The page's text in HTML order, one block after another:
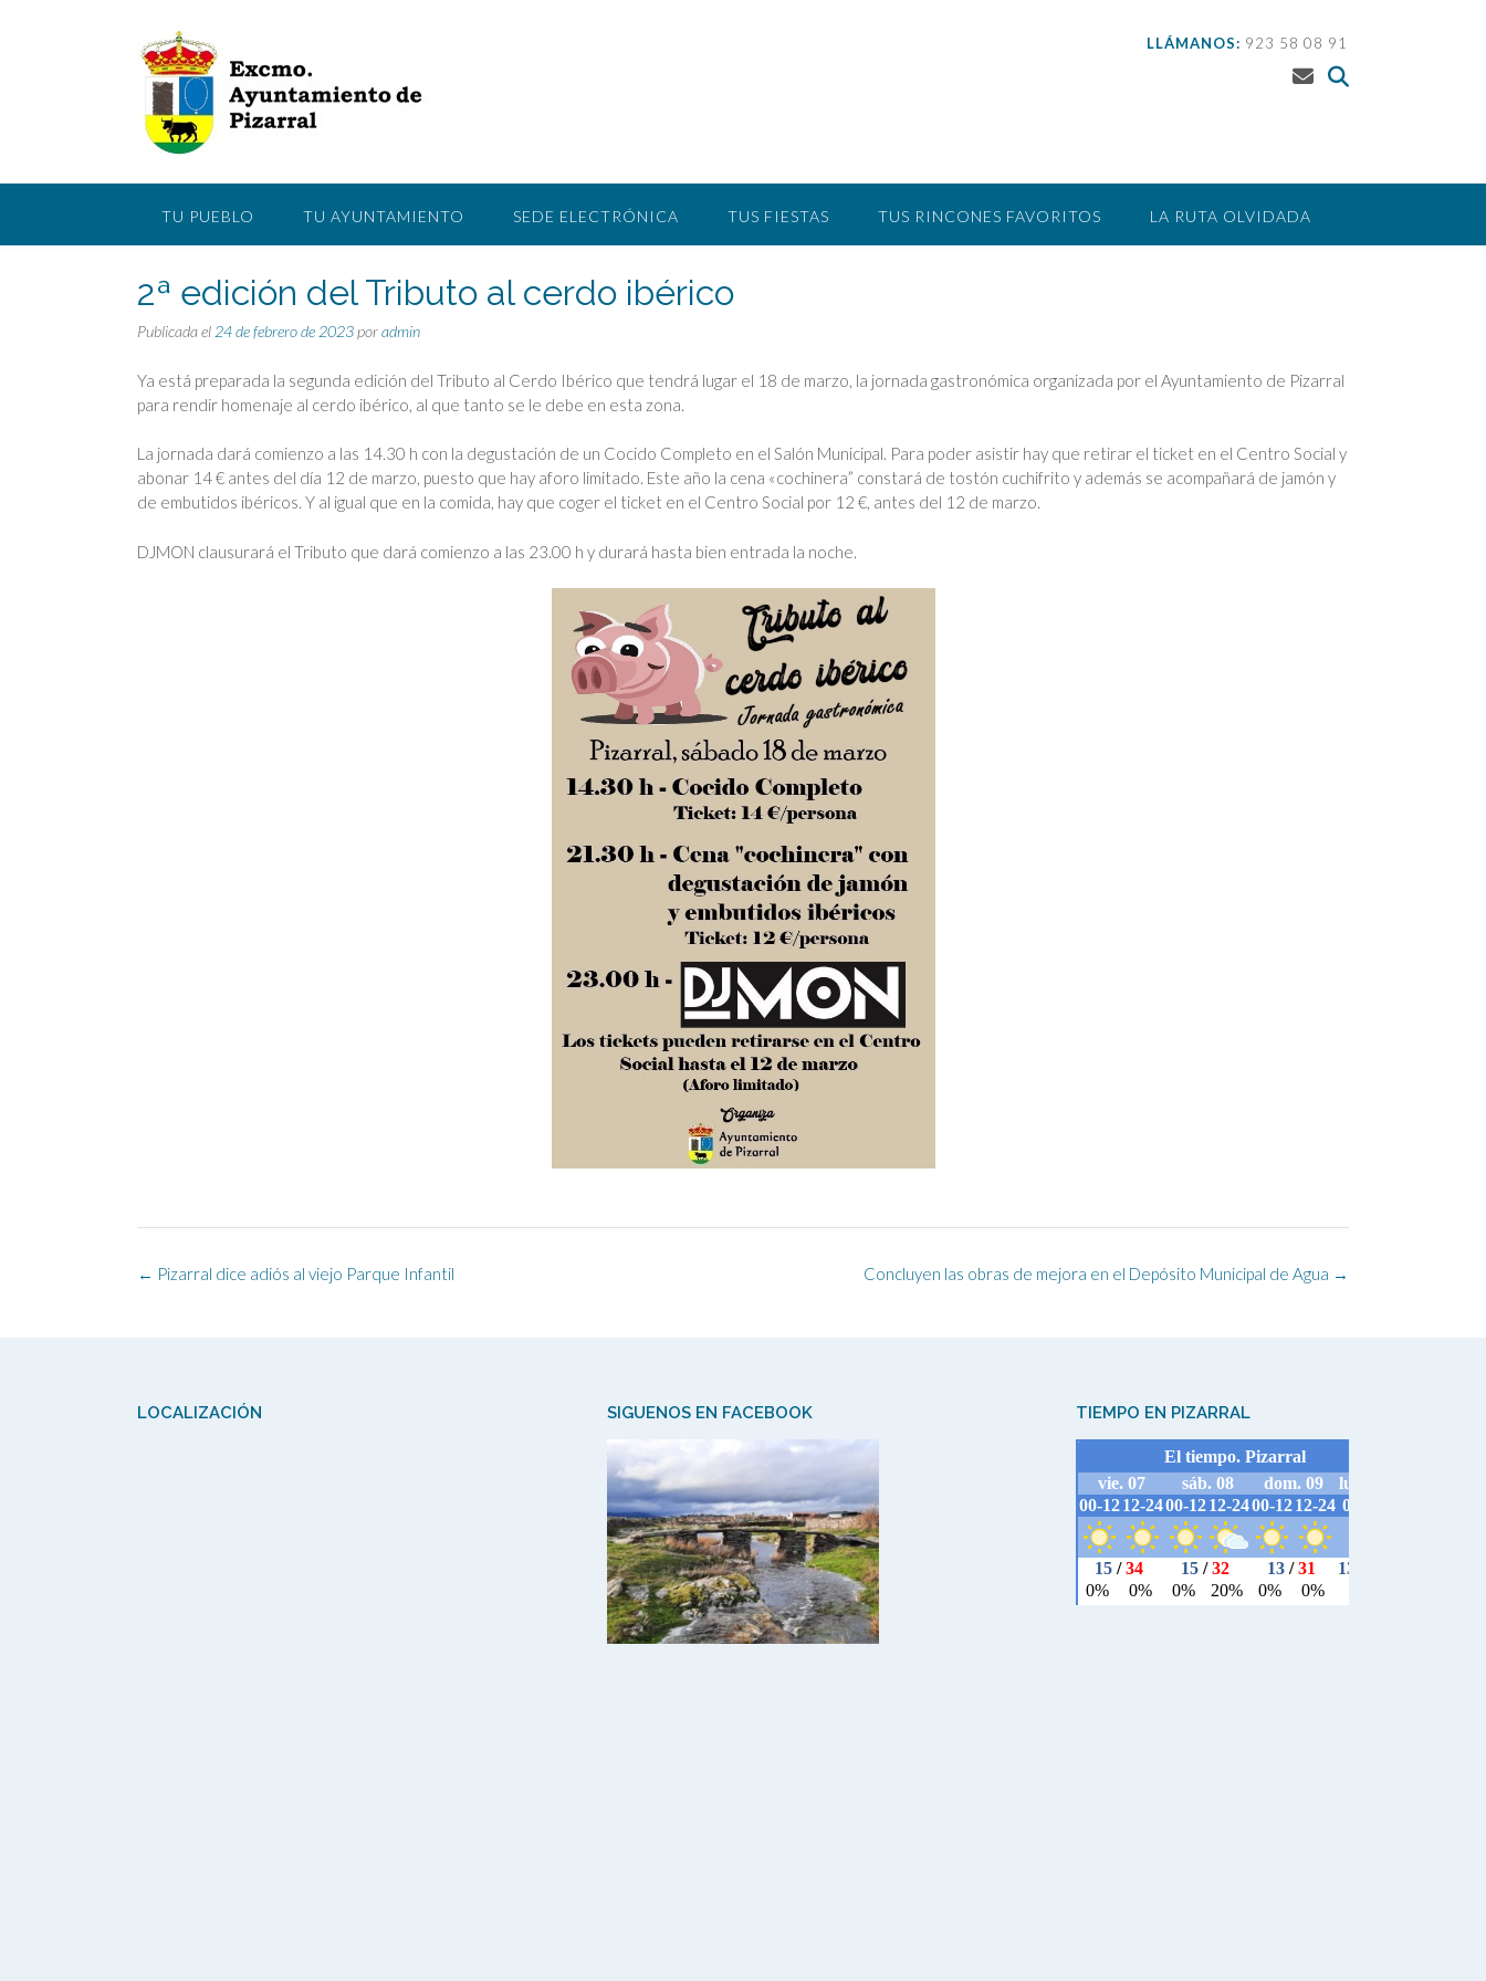
LLÁMANOS: 923 58 08 91
TU PUEBLO TU AYUNTAMIENTO SEDE ELECTRÓNICA TUS FIESTAS TUS RINCONES FAVORITOS LA RUTA OLVIDADA
2ª edición del Tributo al cerdo ibérico
Publicada el 24 de febrero de 2023poradmin
Ya está preparada la segunda edición del Tributo al Cerdo Ibérico que tendrá lugar el 18 de marzo, la jornada gastronómica organizada por el Ayuntamiento de Pizarral
para rendir homenaje al cerdo ibérico, al que tanto se le debe en esta zona.
La jornada dará comienzo a las 14.30 h con la degustación de un Cocido Completo en el Salón Municipal. Para poder asistir hay que retirar el ticket en el Centro Social y
abonar 14 € antes del día 12 de marzo, puesto que hay aforo limitado. Este año la cena «cochinera” constará de tostón cuchifrito y además se acompañará de jamón y
de embutidos ibéricos. Y al igual que en la comida, hay que coger el ticket en el Centro Social por 12 €, antes del 12 de marzo.
DJMON clausurará el Tributo que dará comienzo a las 23.00 h y durará hasta bien entrada la noche.
Navegación
Concluyen las obras de mejora en el Depósito Municipal de Agua →
← Pizarral dice adiós al viejo Parque Infantil
LOCALIZACIÓN SIGUENOS EN FACEBOOK TIEMPO EN PIZARRAL